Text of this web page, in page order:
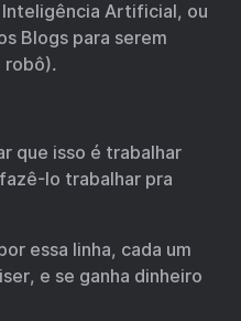
Inteligência Artificial, ou
Blogs para serem
robô).
que isso é trabalhar
lo trabalhar pra
essa linha, cada um
e se ganha dinheiro